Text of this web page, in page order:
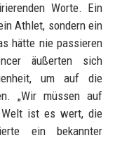
Worte. Ein
Athlet, sondern ein
hätte nie passieren
äußerten sich
um auf die
„Wir müssen auf
ist es wert, die
ein bekannter